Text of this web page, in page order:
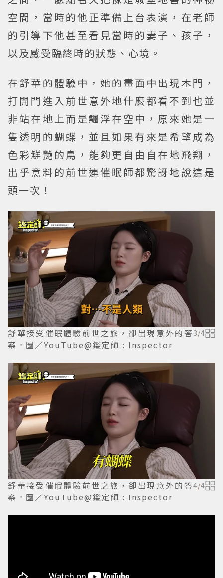
空間，當時的他正準備上台表演，在老師
的引導下他甚至看見當時的妻子、孩子，
以及感受臨終時的狀態、心境。
在舒華的體驗中，她的畫面中出現木門，
打開門進入前世意外地什麼都看不到也並
非站在地上而是飄浮在空中，原來她是一
隻透明的蝴蝶，並且如果有來是希望成為
色彩鮮艷的鳥，能夠更自由自在地飛翔，
出乎意料的前世連催眠師都驚訝地說這是
頭一次！
舒華接受催眠體驗前世之旅，卻出現意外的答
案。圖／YouTube@鑑定師 : Inspector
3/4
舒華接受催眠體驗前世之旅，卻出現意外的答
案。圖／YouTube@鑑定師 : Inspector
4/4